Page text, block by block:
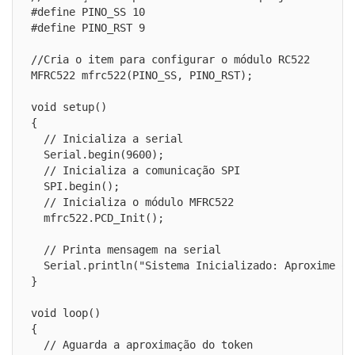
#define PINO_SS 10
#define PINO_RST 9
//Cria o item para configurar o módulo RC522
MFRC522 mfrc522(PINO_SS, PINO_RST);
void setup()
{
  // Inicializa a serial
  Serial.begin(9600);
  // Inicializa a comunicação SPI
  SPI.begin();
  // Inicializa o módulo MFRC522
  mfrc522.PCD_Init();
  // Printa mensagem na serial
Serial.println("Sistema Inicializado: Aproxime o
}
void loop()
{
  // Aguarda a aproximação do token